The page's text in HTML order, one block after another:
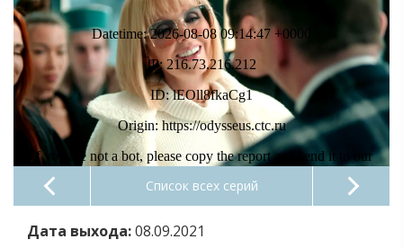
Список всех серий
Дата выхода:08.09.2021